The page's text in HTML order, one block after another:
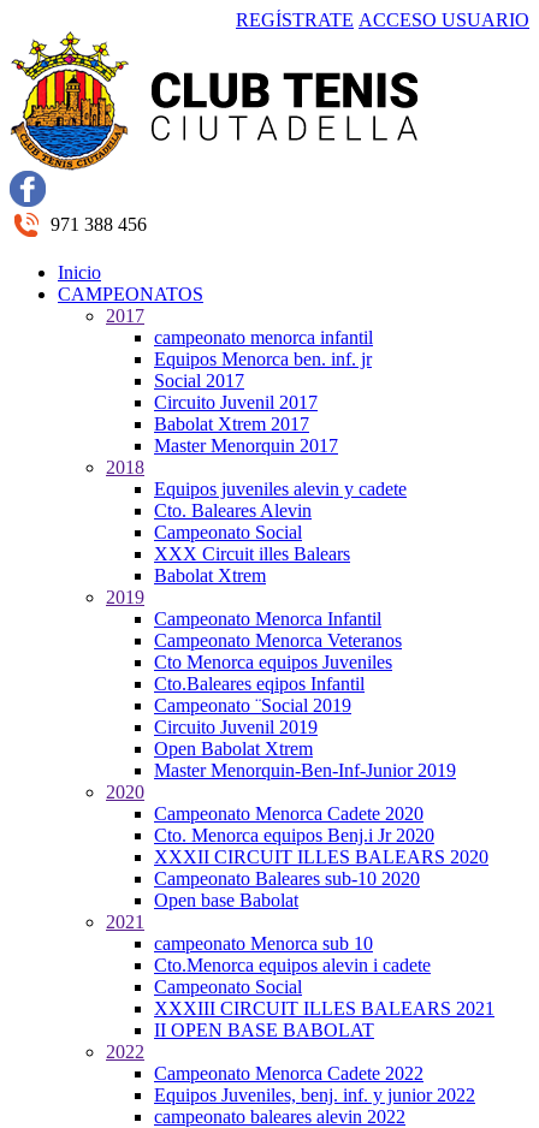
REGÍSTRATE ACCESO USUARIO
971 388 456
Inicio
CAMPEONATOS
2017
campeonato menorca infantil
Equipos Menorca ben. inf. jr
Social 2017
Circuito Juvenil 2017
Babolat Xtrem 2017
Master Menorquin 2017
2018
Equipos juveniles alevin y cadete
Cto. Baleares Alevin
Campeonato Social
XXX Circuit illes Balears
Babolat Xtrem
2019
Campeonato Menorca Infantil
Campeonato Menorca Veteranos
Cto Menorca equipos Juveniles
Cto.Baleares eqipos Infantil
Campeonato ¨Social 2019
Circuito Juvenil 2019
Open Babolat Xtrem
Master Menorquin-Ben-Inf-Junior 2019
2020
Campeonato Menorca Cadete 2020
Cto. Menorca equipos Benj.i Jr 2020
XXXII CIRCUIT ILLES BALEARS 2020
Campeonato Baleares sub-10 2020
Open base Babolat
2021
campeonato Menorca sub 10
Cto.Menorca equipos alevin i cadete
Campeonato Social
XXXIII CIRCUIT ILLES BALEARS 2021
II OPEN BASE BABOLAT
2022
Campeonato Menorca Cadete 2022
Equipos Juveniles, benj. inf. y junior 2022
campeonato baleares alevin 2022